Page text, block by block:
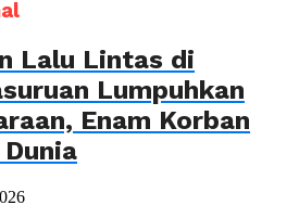
Lalu Lintas di
Lumpuhkan
Enam Korban